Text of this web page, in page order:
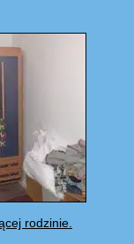
rodzinie.